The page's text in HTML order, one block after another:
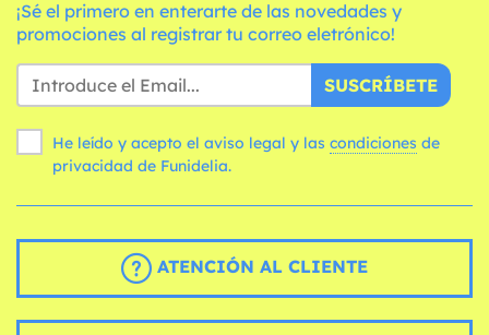
¡Sé el primero en enterarte de las novedades y
promociones al registrar tu correo eletrónico!
SUSCRÍBETE
He leído y acepto el aviso legal y las condiciones
privacidad de Funidelia.
ATENCIÓN AL CLIENTE